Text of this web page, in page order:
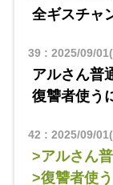
全ギスチャ
39: 2025/09/
アルさん普
復讐者使う
42 : 2025/09/
>アルさん
>復讐者使